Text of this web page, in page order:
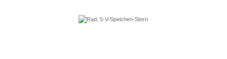
Bildergalerie überspringen